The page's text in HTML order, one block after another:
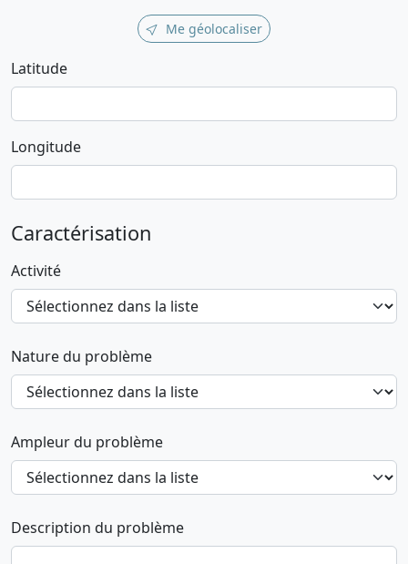
Me géolocaliser
Latitude
Longitude
Caractérisation
Activité
Nature du problème
Ampleur du problème
Description du problème